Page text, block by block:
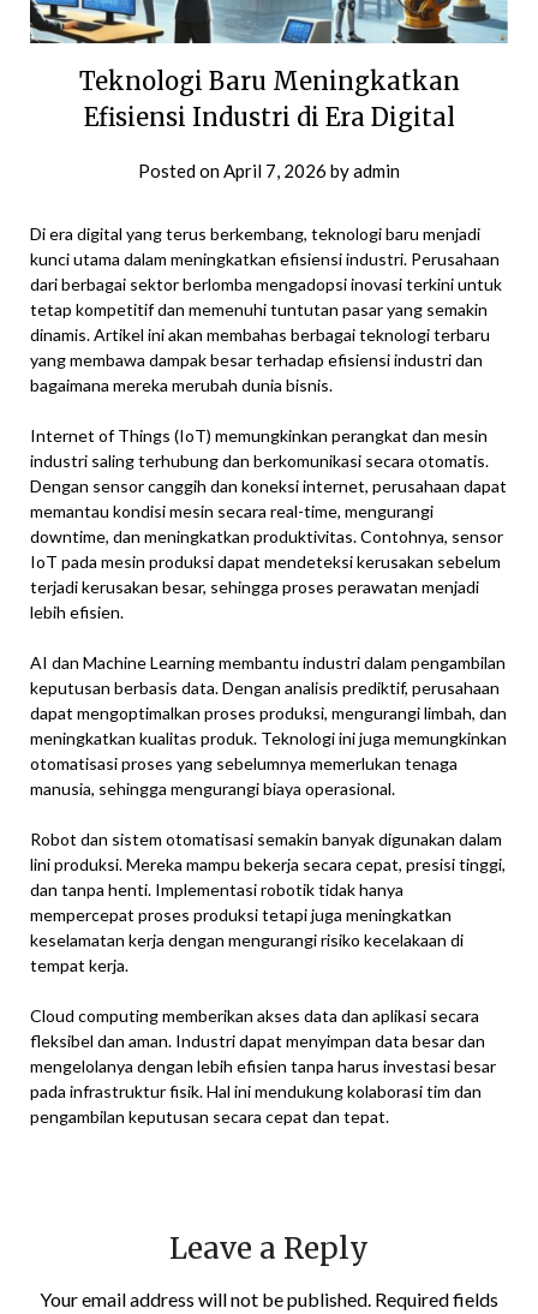
Teknologi Baru Meningkatkan
Efisiensi Industri di Era Digital
Posted onApril 7, 2026 byadmin
Di era digital yang terus berkembang, teknologi baru menjadi
kunci utama dalam meningkatkan efisiensi industri. Perusahaan
dari berbagai sektor berlomba mengadopsi inovasi terkini untuk
tetap kompetitif dan memenuhi tuntutan pasar yang semakin
dinamis. Artikel ini akan membahas berbagai teknologi terbaru
yang membawa dampak besar terhadap efisiensi industri dan
bagaimana mereka merubah dunia bisnis.
Internet of Things (IoT) memungkinkan perangkat dan mesin
industri saling terhubung dan berkomunikasi secara otomatis.
Dengan sensor canggih dan koneksi internet, perusahaan dapat
memantau kondisi mesin secara real-time, mengurangi
downtime, dan meningkatkan produktivitas. Contohnya, sensor
IoT pada mesin produksi dapat mendeteksi kerusakan sebelum
terjadi kerusakan besar, sehingga proses perawatan menjadi
lebih efisien.
AI dan Machine Learning membantu industri dalam pengambilan
keputusan berbasis data. Dengan analisis prediktif, perusahaan
dapat mengoptimalkan proses produksi, mengurangi limbah, dan
meningkatkan kualitas produk. Teknologi ini juga memungkinkan
otomatisasi proses yang sebelumnya memerlukan tenaga
manusia, sehingga mengurangi biaya operasional.
Robot dan sistem otomatisasi semakin banyak digunakan dalam
lini produksi. Mereka mampu bekerja secara cepat, presisi tinggi,
dan tanpa henti. Implementasi robotik tidak hanya
mempercepat proses produksi tetapi juga meningkatkan
keselamatan kerja dengan mengurangi risiko kecelakaan di
tempat kerja.
Cloud computing memberikan akses data dan aplikasi secara
fleksibel dan aman. Industri dapat menyimpan data besar dan
mengelolanya dengan lebih efisien tanpa harus investasi besar
pada infrastruktur fisik. Hal ini mendukung kolaborasi tim dan
pengambilan keputusan secara cepat dan tepat.
Leave a Reply
Your email address will not be published. Required fields